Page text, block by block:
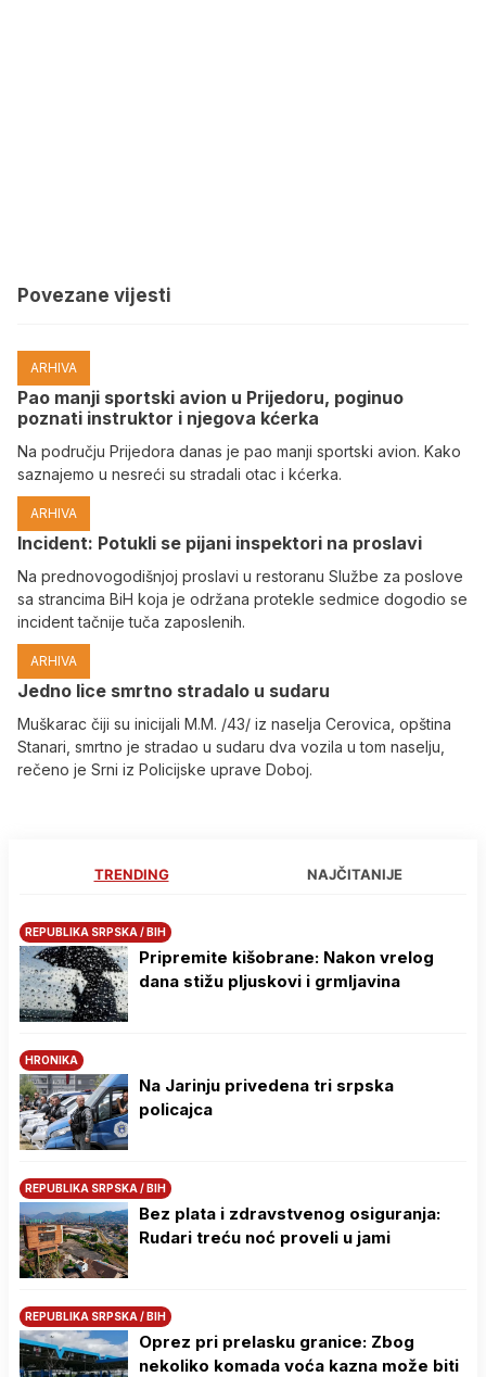
Povezane vijesti
ARHIVA
Pao manji sportski avion u Prijedoru, poginuo
poznati instruktor i njegova kćerka
Na području Prijedora danas je pao manji sportski avion. Kako
saznajemo u nesreći su stradali otac i kćerka.
ARHIVA
Incident: Potukli se pijani inspektori na proslavi
Na prednovogodišnjoj proslavi u restoranu Službe za poslove
sa strancima BiH koja je održana protekle sedmice dogodio se
incident tačnije tuča zaposlenih.
ARHIVA
Јedno lice smrtno stradalo u sudaru
Muškarac čiji su inicijali M.M. /43/ iz naselja Cerovica, opština
Stanari, smrtno je stradao u sudaru dva vozila u tom naselju,
rečeno je Srni iz Policijske uprave Doboj.
TRENDING NAJČITANIJE
REPUBLIKA SRPSKA / BIH
Pripremite kišobrane: Nakon vrelog
dana stižu pljuskovi i grmljavina
HRONIKA
Na Јarinju privedena tri srpska
policajca
REPUBLIKA SRPSKA / BIH
Bez plata i zdravstvenog osiguranja:
Rudari treću noć proveli u jami
REPUBLIKA SRPSKA / BIH
Oprez pri prelasku granice: Zbog
nekoliko komada voća kazna može biti